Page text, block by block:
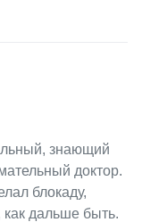
знающий
доктор.
блокаду,
как дальше быть.